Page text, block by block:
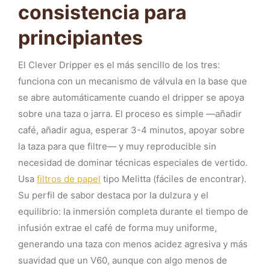
consistencia para
principiantes
El Clever Dripper es el más sencillo de los tres:
funciona con un mecanismo de válvula en la base que
se abre automáticamente cuando el dripper se apoya
sobre una taza o jarra. El proceso es simple —añadir
café, añadir agua, esperar 3-4 minutos, apoyar sobre
la taza para que filtre— y muy reproducible sin
necesidad de dominar técnicas especiales de vertido.
Usa filtros de papel tipo Melitta (fáciles de encontrar).
Su perfil de sabor destaca por la dulzura y el
equilibrio: la inmersión completa durante el tiempo de
infusión extrae el café de forma muy uniforme,
generando una taza con menos acidez agresiva y más
suavidad que un V60, aunque con algo menos de